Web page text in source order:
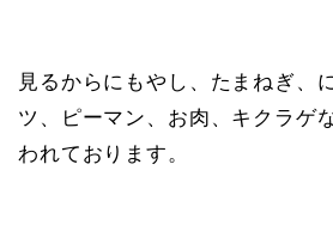
見るからにもやし、たまねぎ、
ツ、ピーマン、お肉、キクラゲ
われております。